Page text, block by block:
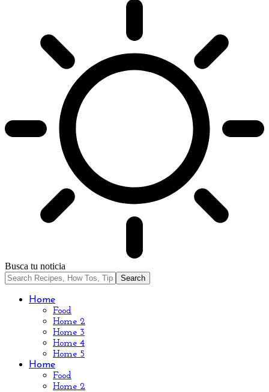
Busca tu noticia
Home
Food
Home 2
Home 3
Home 4
Home 5
Home
Food
Home 2